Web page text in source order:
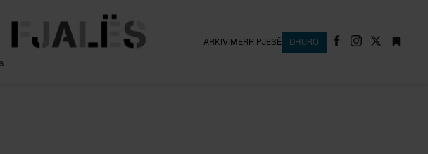
ARKIVIMERR PJESË DHURO